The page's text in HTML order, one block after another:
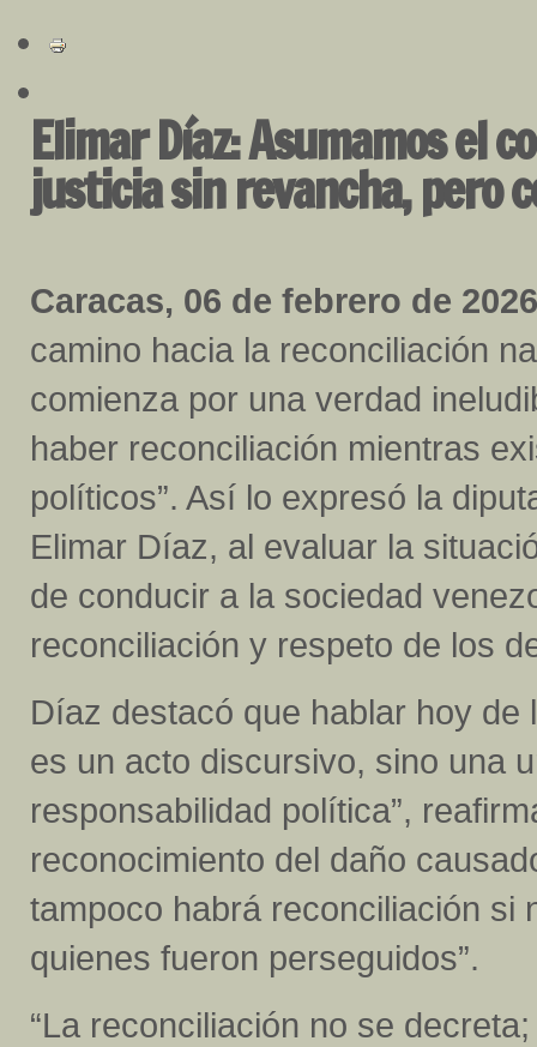
Elimar Díaz: Asumamos el
justicia sin revancha, pero
Caracas, 06 de febrero de
camino hacia la reconciliación
comienza por una verdad
haber reconciliación mientras
políticos”. Así lo expresó la
Elimar Díaz, al evaluar la
de conducir a la sociedad
reconciliación y respeto de los
Díaz destacó que hablar hoy de
es un acto discursivo, sino una
responsabilidad política”,
reconocimiento del daño
tampoco habrá reconciliación si
quienes fueron perseguidos”.
“La reconciliación no se